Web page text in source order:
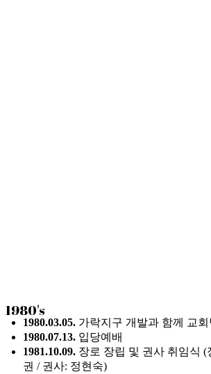
1980's
1980.03.05. 가락지구 개발과 함께 교
1980.07.13. 입당예배
1981.10.09. 장로 장립 및 권사 취임식 (
권 / 권사: 정현숙)